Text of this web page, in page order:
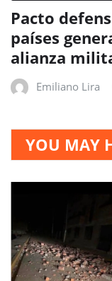
Pacto
países
alianza
Emiliano Lira
YOU MAY